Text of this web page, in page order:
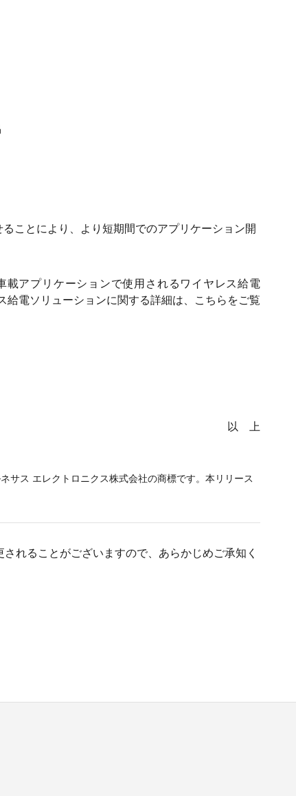
ことにより、より短期間でのアプリケーション開
アプリケーションで使用されるワイヤレス給電
電ソリューションに関する詳細は、こちらをご覧
以 上
サス エレクトロニクス株式会社の商標です。本リリース
れることがございますので、あらかじめご承知く